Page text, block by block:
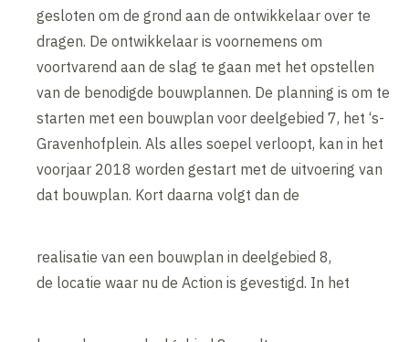
gesloten om de grond aan de ontwikkelaar over te
dragen. De ontwikkelaar is voornemens om
voortvarend aan de slag te gaan met het opstellen
van de benodigde bouwplannen. De planning is om te
starten met een bouwplan voor deelgebied 7, het ‘s-
Gravenhofplein. Als alles soepel verloopt, kan in het
voorjaar 2018 worden gestart met de uitvoering van
dat bouwplan. Kort daarna volgt dan de
realisatie van een bouwplan in deelgebied 8,
de locatie waar nu de Action is gevestigd. In het